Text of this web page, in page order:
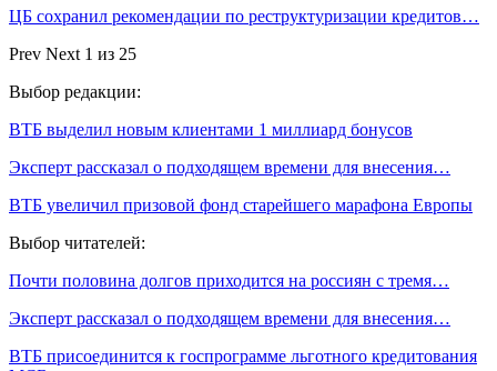
ЦБ сохранил рекомендации по реструктуризации кредитов…
Prev Next 1 из 25
Выбор редакции:
ВТБ выделил новым клиентами 1 миллиард бонусов
Эксперт рассказал о подходящем времени для внесения…
ВТБ увеличил призовой фонд старейшего марафона Европы
Выбор читателей:
Почти половина долгов приходится на россиян с тремя…
Эксперт рассказал о подходящем времени для внесения…
ВТБ присоединится к госпрограмме льготного кредитования